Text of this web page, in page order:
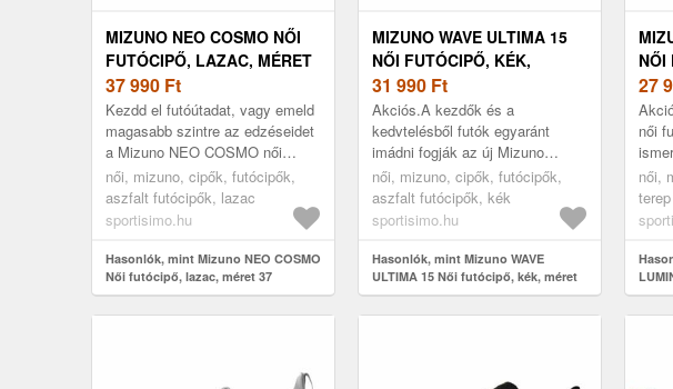
MIZUNO NEO COSMO NŐI
FUTÓCIPŐ, LAZAC, MÉRET
37
37 990 Ft
Kezdd el futóútadat, vagy emeld
magasabb szintre az edzéseidet
a Mizuno NEO COSMO női
modellel – ez a könnyű és
kényelmes cipő kivételes
párnázotts...
női, mizuno, cipők, futócipők,
aszfalt futócipők, lazac
sportisimo.hu
Hasonlók, mint Mizuno NEO COSMO
Női futócipő, lazac, méret 37
MIZUNO WAVE ULTIMA 15
NŐI FUTÓCIPŐ, KÉK,
MÉRET 37
31 990 Ft
Akciós.A kezdők és a
kedvtelésből futók egyaránt
imádni fogják az új Mizuno
WAVE ULTIMA 15 női futócipőt,
amely egyedülállóan rugalmas. A
MIZUNO ENERZY FO...
női, mizuno, cipők, futócipők,
aszfalt futócipők, kék
sportisimo.hu
Hasonlók, mint Mizuno WAVE
ULTIMA 15 Női futócipő, kék, méret
37
NŐI
27
női
cipő
női,